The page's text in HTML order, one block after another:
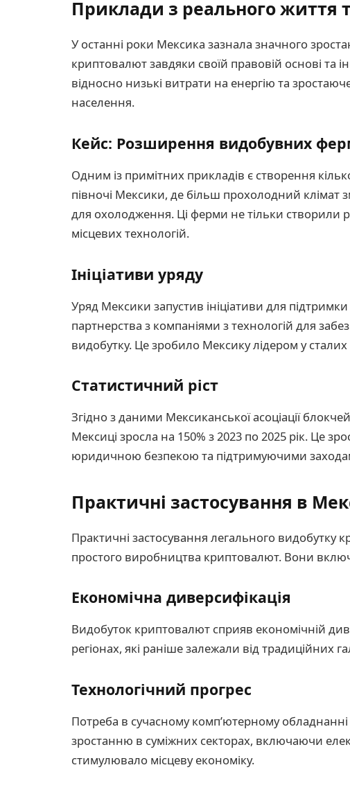
Приклади з реального життя
У останні роки Мексика зазнала значного
криптовалют завдяки своїй правовій основі
відносно низькі витрати на енергію та
населення.
Кейс: Розширення видобувних
Одним із примітних прикладів є створення
півночі Мексики, де більш прохолодний клімат
для охолодження. Ці ферми не тільки створили
місцевих технологій.
Ініціативи уряду
Уряд Мексики запустив ініціативи для
партнерства з компаніями з технологій для
видобутку. Це зробило Мексику лідером у
Статистичний ріст
Згідно з даними Мексиканської асоціації
Мексиці зросла на 150% з 2023 по 2025 рік. Це
юридичною безпекою та підтримуючими
Практичні застосування в
Практичні застосування легального видобутку
простого виробництва криптовалют. Вони
Економічна диверсифікація
Видобуток криптовалют сприяв економічній
регіонах, які раніше залежали від традиційних
Технологічний прогрес
Потреба в сучасному комп’ютерному
зростанню в суміжних секторах, включаючи
стимулювало місцеву економіку.